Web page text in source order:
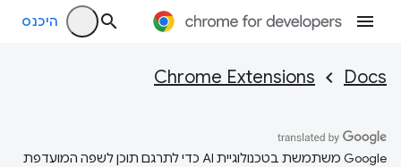
היכנס
Docs
Chrome Extensions
‫Google משתמשת בטכנולוגיית AI כדי לתרגם תוכן לשפה המועדפת